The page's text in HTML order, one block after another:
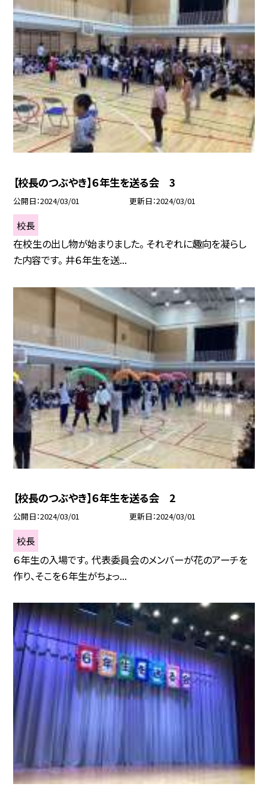
【校長のつぶやき】６年生を送る会 3
公開日 2024/03/01 更新日 2024/03/01
校長
在校生の出し物が始まりました。 それぞれに趣向を凝らし
た内容です。 井６年生を送...
【校長のつぶやき】６年生を送る会 2
公開日 2024/03/01 更新日 2024/03/01
校長
６年生の入場です。 代表委員会のメンバーが花のアーチを
作り、そこを６年生がちょっ...